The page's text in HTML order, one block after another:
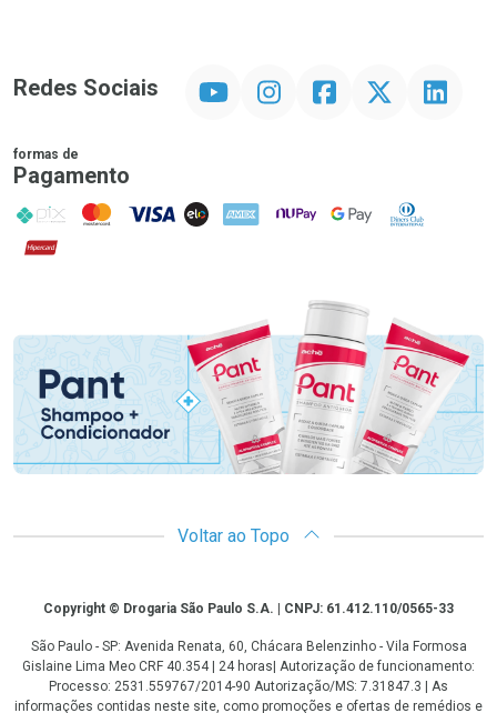
Redes Sociais InstagramFacebookTwitter Linkedin
formas de
Pagamento
PIX MasterCard
VISA ELO AMEX NuPay Google PayDiners Club
Hipercard
Voltar ao Topo
CopyrightCopyright © Drogaria São Paulo S.A. | CNPJ: 61.412.110/0565-33
São Paulo - SP: Avenida Renata, 60, Chácara Belenzinho - Vila Formosa
Gislaine Lima Meo CRF 40.354 | 24 horas| Autorização de funcionamento:
Processo: 2531.559767/2014-90 Autorização/MS: 7.31847.3 | As
informações contidas neste site, como promoções e ofertas de remédios e